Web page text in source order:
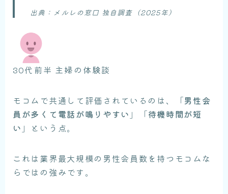
出典：メルレの窓口 独自調査（2025年）
30代前半 主婦の体験談
モコムで共通して評価されているのは、「男性会
員が多くて電話が鳴りやすい 」「待機時間が短
い 」という点。
これは業界最大規模の男性会員数を持つモコムな
らではの強みです。